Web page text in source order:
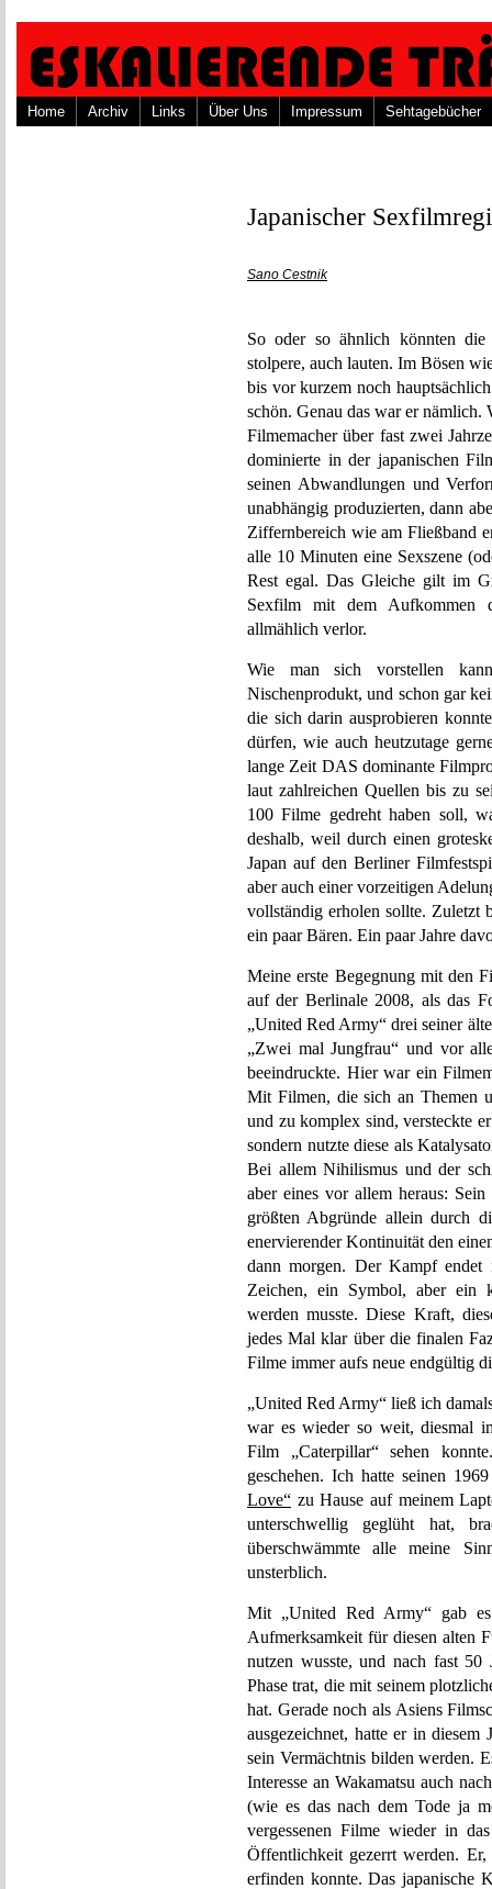
Home Archiv Links Über Uns Impressum Sehtagebücher
Japanischer
Sano Cestnik
So oder so ähnlich könnten
stolpere, auch lauten. Im Bösen
bis vor kurzem noch
schön. Genau das war er nämlich.
Filmemacher über fast zwei
dominierte in der japanischen
seinen Abwandlungen und
unabhängig produzierten, dann
Ziffernbereich wie am Fließband
alle 10 Minuten eine Sexszene
Rest egal. Das Gleiche gilt im
Sexfilm mit dem Aufkommen
allmählich verlor.
Wie man sich vorstellen
Nischenprodukt, und schon gar
die sich darin ausprobieren
dürfen, wie auch heutzutage
lange Zeit DAS dominante
laut zahlreichen Quellen bis zu
100 Filme gedreht haben soll,
deshalb, weil durch einen
Japan auf den Berliner
aber auch einer vorzeitigen
vollständig erholen sollte. Zuletzt
ein paar Bären. Ein paar Jahre
Meine erste Begegnung mit den
auf der Berlinale 2008, als das
„United Red Army“ drei seiner
„Zwei mal Jungfrau“ und vor
beeindruckte. Hier war ein
Mit Filmen, die sich an Themen
und zu komplex sind, versteckte
sondern nutzte diese als
Bei allem Nihilismus und der
aber eines vor allem heraus:
größten Abgründe allein durch
enervierender Kontinuität den
dann morgen. Der Kampf
Zeichen, ein Symbol, aber ein
werden musste. Diese Kraft,
jedes Mal klar über die finalen
Filme immer aufs neue endgültig
„United Red Army“ ließ ich
war es wieder so weit, diesmal
Film „Caterpillar“ sehen
geschehen. Ich hatte seinen
Love“ zu Hause auf meinem
unterschwellig geglüht hat,
überschwämmte alle meine
unsterblich.
Mit „United Red Army“ gab
Aufmerksamkeit für diesen alten
nutzen wusste, und nach fast
Phase trat, die mit seinem
hat. Gerade noch als Asiens
ausgezeichnet, hatte er in
sein Vermächtnis bilden werden.
Interesse an Wakamatsu auch
(wie es das nach dem Tode ja
vergessenen Filme wieder in
Öffentlichkeit gezerrt werden.
erfinden konnte. Das japanische